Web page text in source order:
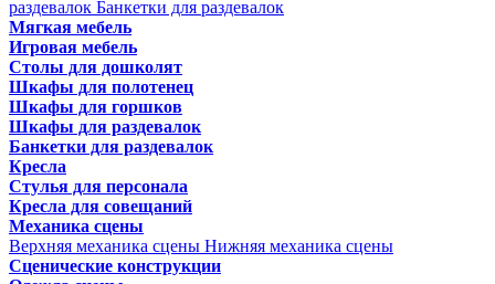
раздевалок Банкетки для раздевалок
Мягкая мебель
Игровая мебель
Столы для дошколят
Шкафы для полотенец
Шкафы для горшков
Шкафы для раздевалок
Банкетки для раздевалок
Кресла
Стулья для персонала
Кресла для совещаний
Механика сцены
Верхняя механика сцены Нижняя механика сцены
Сценические конструкции